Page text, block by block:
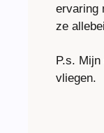
ervaring
ze
P.s.
vliegen.